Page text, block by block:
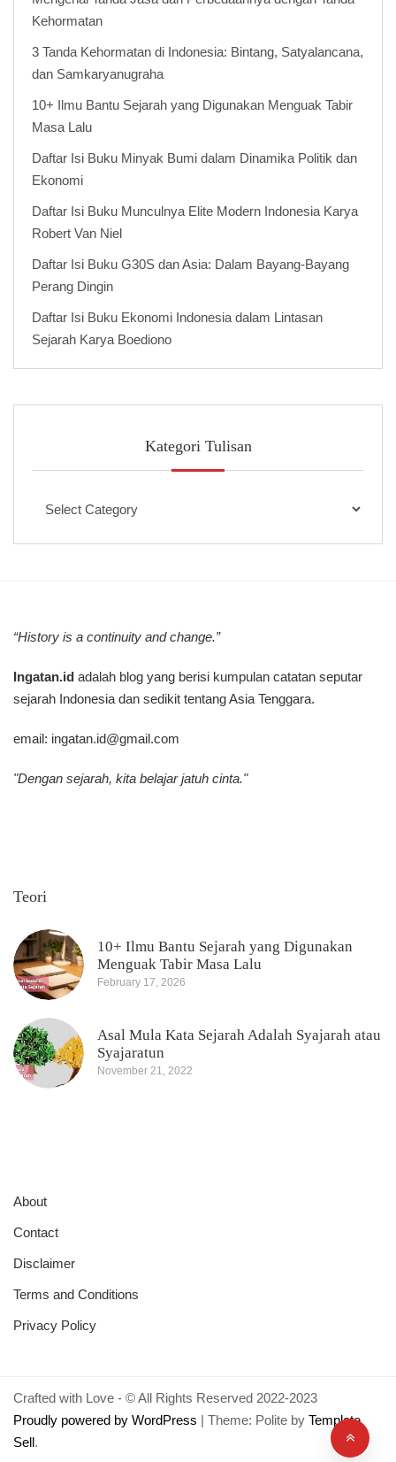
Kehormatan
3 Tanda Kehormatan di Indonesia: Bintang, Satyalancana,
dan Samkaryanugraha
10+ Ilmu Bantu Sejarah yang Digunakan Menguak Tabir
Masa Lalu
Daftar Isi Buku Minyak Bumi dalam Dinamika Politik dan
Ekonomi
Daftar Isi Buku Munculnya Elite Modern Indonesia Karya
Robert Van Niel
Daftar Isi Buku G30S dan Asia: Dalam Bayang-Bayang
Perang Dingin
Daftar Isi Buku Ekonomi Indonesia dalam Lintasan
Sejarah Karya Boediono
Kategori Tulisan
“History is a continuity and change.”
Ingatan.id adalah blog yang berisi kumpulan catatan seputar
sejarah Indonesia dan sedikit tentang Asia Tenggara.
email: ingatan.id@gmail.com
"Dengan sejarah, kita belajar jatuh cinta."
Teori
10+ Ilmu Bantu Sejarah yang Digunakan
Menguak Tabir Masa Lalu
February 17, 2026
Asal Mula Kata Sejarah Adalah Syajarah atau
Syajaratun
November 21, 2022
About
Contact
Disclaimer
Terms and Conditions
Privacy Policy
Crafted with Love - © All Rights Reserved 2022-2023
Proudly powered by WordPress | Theme: Polite by Template
Sell.